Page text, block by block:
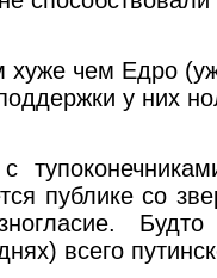
хуже чем Едро
у них
с
публике со
всего